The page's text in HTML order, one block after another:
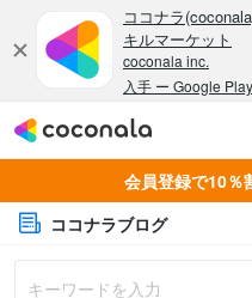
会員登録で10％
ココナラブログ